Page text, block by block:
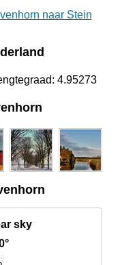
naar Stein
4.95273
sky